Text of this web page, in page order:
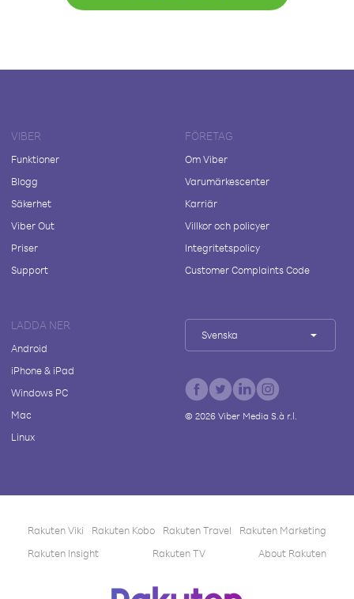
VIBER
Funktioner
Blogg
Säkerhet
Viber Out
Priser
Support
FÖRETAG
Om Viber
Varumärkescenter
Karriär
Villkor och policyer
Integritetspolicy
Customer Complaints Code
LADDA NER
Android
iPhone & iPad
Windows PC
Mac
Linux
Svenska
© 2026Viber Media S.à r.l.
Rakuten Viki Rakuten Kobo Rakuten Travel
Rakuten Marketing
Rakuten Insight
Rakuten TV About Rakuten